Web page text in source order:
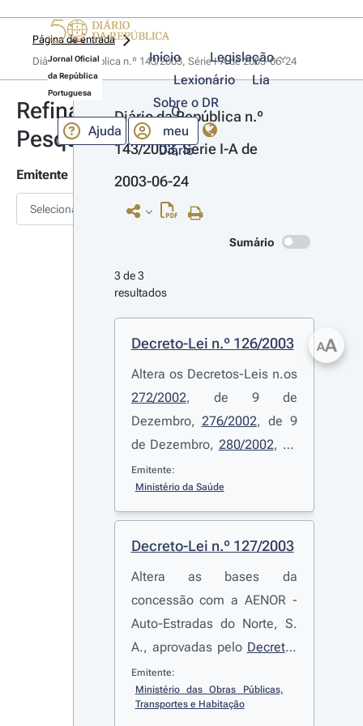
Jornal Oficial
da República
Portuguesa
Início
Legislação
Lexionário
Lia
Sobre o DR
Ajuda
O
meu
Diário
Página de entrada
Diário da República n.º 143/2003, Série I-A de 2003-06-24
Refinar
Pesquisa
Emitente
Selecionar
Diário da República n.º
143/2003, Série I-A de
2003-06-24
Sumário
3 de 3
resultados
Decreto-Lei n.º 126/2003
Altera os Decretos-Leis n.os
272/2002, de 9 de
Dezembro, 276/2002, de 9
de Dezembro, 280/2002, de
9 de Dezembro,
de 10 de Dezembro,
283/2002, de 10 de
Dezembro,
285/2002, de 10
10 de Dezembro,290/2002,
de 10 de Dezembro,
292/2002, de 10 de
Dezembro,295/2002, de 11
de Dezembro,
11 de Dezembro, e
Emitente:
Ministério da Saúde
Decreto-Lei n.º 127/2003
Altera as bases da
concessão com a AENOR -
Auto-Estradas do Norte, S.
A., aprovadas pelo Decreto-
Lei n.º 248-A/99
Julho
Emitente:
Ministério das Obras Públicas,
Transportes e Habitação
AA